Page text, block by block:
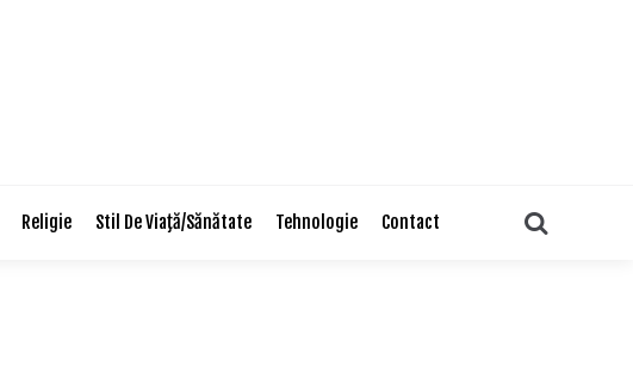
Religie Stil De Viaţă/Sănătate Tehnologie Contact